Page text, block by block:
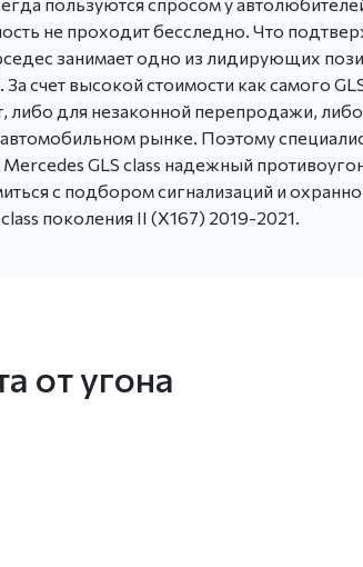
не проходит бесследно. Что
занимает одно из лидирующих
счет высокой стоимости как самого
либо для незаконной перепродажи,
автомобильном рынке. Поэтому
GLS class надежный
с подбором сигнализаций и
поколения II (X167) 2019-2021.
от угона